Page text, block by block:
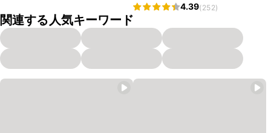
4.39(252)
関連する人気キーワード